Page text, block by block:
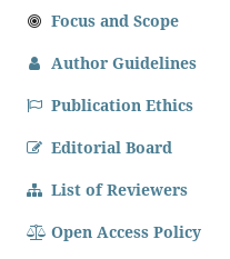
Focus and Scope
Author Guidelines
Publication Ethics
Editorial Board
List of Reviewers
Open Access Policy